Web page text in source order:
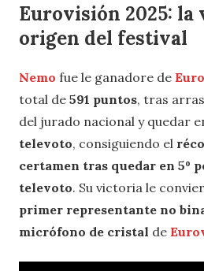
Eurovisión 2025: la
origen del festival
Nemo fue le ganadore de
total de 591 puntos, tras
del jurado nacional y quedar
televoto, consiguiendo el
certamen tras quedar en 5º
televoto. Su victoria le
primer representante no
micrófono de cristal de